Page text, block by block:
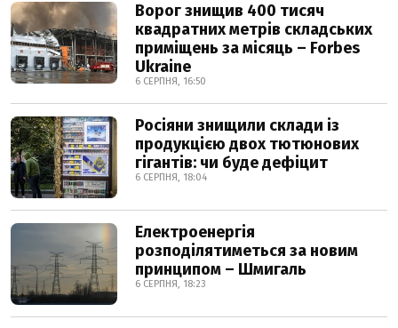
Ворог знищив 400 тисяч
квадратних метрів складських
приміщень за місяць – Forbes
Ukraine
6 СЕРПНЯ, 16:50
Росіяни знищили склади із
продукцією двох тютюнових
гігантів: чи буде дефіцит
6 СЕРПНЯ, 18:04
Електроенергія
розподілятиметься за новим
принципом – Шмигаль
6 СЕРПНЯ, 18:23